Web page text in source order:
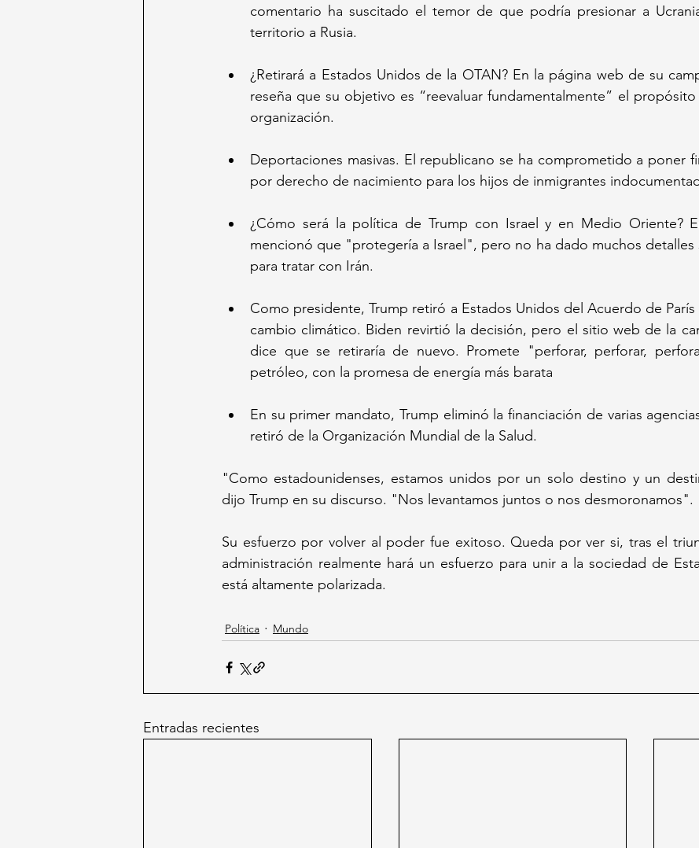
comentario ha suscitado el temor de que podría presionar a
territorio a Rusia.
¿Retirará a Estados Unidos de la OTAN? En la página web de su
reseña que su objetivo es “reevaluar fundamentalmente” el
organización.
Deportaciones masivas. El republicano se ha comprometido a poner
por derecho de nacimiento para los hijos de inmigrantes
¿Cómo será la política de Trump con Israel y en Medio Oriente?
mencionó que "protegería a Israel", pero no ha dado muchos detalles
para tratar con Irán.
Como presidente, Trump retiró a Estados Unidos del Acuerdo de París
cambio climático. Biden revirtió la decisión, pero el sitio web de la
dice que se retiraría de nuevo. Promete "perforar, perforar,
petróleo, con la promesa de energía más barata
En su primer mandato, Trump eliminó la financiación de varias
retiró de la Organización Mundial de la Salud.
"Como estadounidenses, estamos unidos por un solo destino y un
dijo Trump en su discurso. "Nos levantamos juntos o nos desmoronamos".
Su esfuerzo por volver al poder fue exitoso. Queda por ver si, tras el
administración realmente hará un esfuerzo para unir a la sociedad de
está altamente polarizada.
Política Mundo
Entradas recientes